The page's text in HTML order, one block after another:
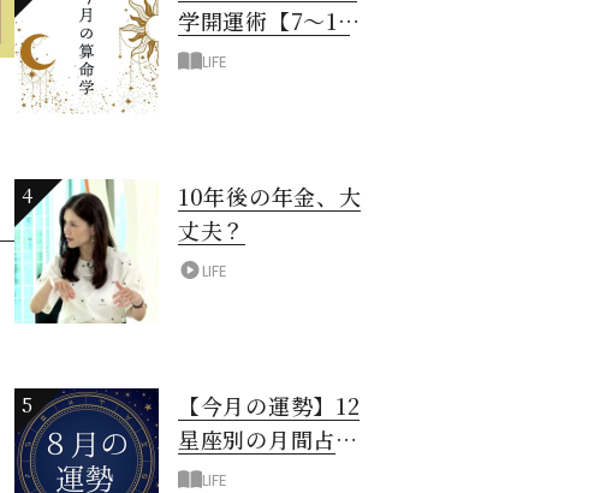
学開運術【7〜12
月生まれ】
LIFE
4
10年後の年金、大
丈夫？
LIFE
5
【今月の運勢】12
星座別の月間占
い！8月編
LIFE